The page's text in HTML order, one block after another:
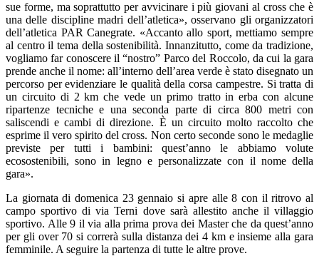
sue forme, ma soprattutto per avvicinare i più giovani al cross che è
una delle discipline madri dell’atletica», osservano gli organizzatori
dell’atletica PAR Canegrate. «Accanto allo sport, mettiamo sempre
al centro il tema della sostenibilità. Innanzitutto, come da tradizione,
vogliamo far conoscere il “nostro” Parco del Roccolo, da cui la gara
prende anche il nome: all’interno dell’area verde è stato disegnato un
percorso per evidenziare le qualità della corsa campestre. Si tratta di
un circuito di 2 km che vede un primo tratto in erba con alcune
ripartenze tecniche e una seconda parte di circa 800 metri con
saliscendi e cambi di direzione. È un circuito molto raccolto che
esprime il vero spirito del cross. Non certo seconde sono le medaglie
previste per tutti i bambini: quest’anno le abbiamo volute
ecosostenibili, sono in legno e personalizzate con il nome della
gara».
La giornata di domenica 23 gennaio si apre alle 8 con il ritrovo al
campo sportivo di via Terni dove sarà allestito anche il villaggio
sportivo. Alle 9 il via alla prima prova dei Master che da quest’anno
per gli over 70 si correrà sulla distanza dei 4 km e insieme alla gara
femminile. A seguire la partenza di tutte le altre prove.